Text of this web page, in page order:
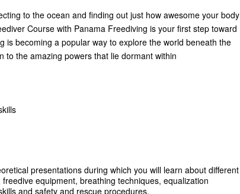
to the ocean and finding out just how awesome your body
Course with Panama Freediving is your first step toward
is becoming a popular way to explore the world beneath the
to the amazing powers that lie dormant within
presentations during which you will learn about different
equipment, breathing techniques, equalization
and safety and rescue procedures.